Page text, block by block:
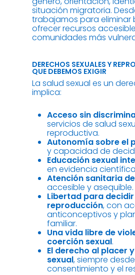
situación migratoria.
trabajamos para eliminar
ofrecer recursos
comunidades más
DERECHOS SEXUALES Y
QUE DEBEMOS EXIGIR
La salud sexual es un
implica:
Acceso sin
servicios de salud
reproductiva.
Autonomía sobre el
y capacidad de
Educación sexual
en evidencia
Atención sanitaria
accesible y asequible.
Libertad para
reproducción, con
anticonceptivos y
familiar.
Una vida libre de
coerción sexual.
El derecho al placer
sexual, siempre
consentimiento y el